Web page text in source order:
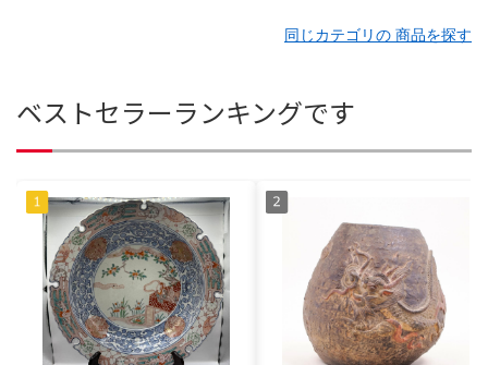
同じカテゴリの 商品を探す
ベストセラーランキングです